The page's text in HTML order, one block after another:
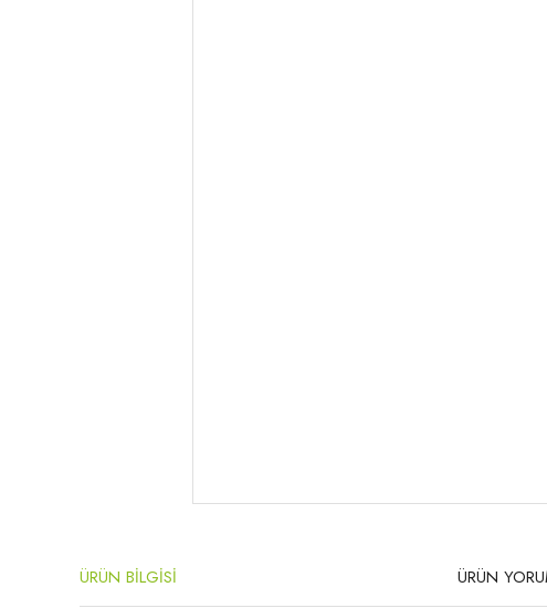
ÜRÜN BİLGİSİ ÜRÜN